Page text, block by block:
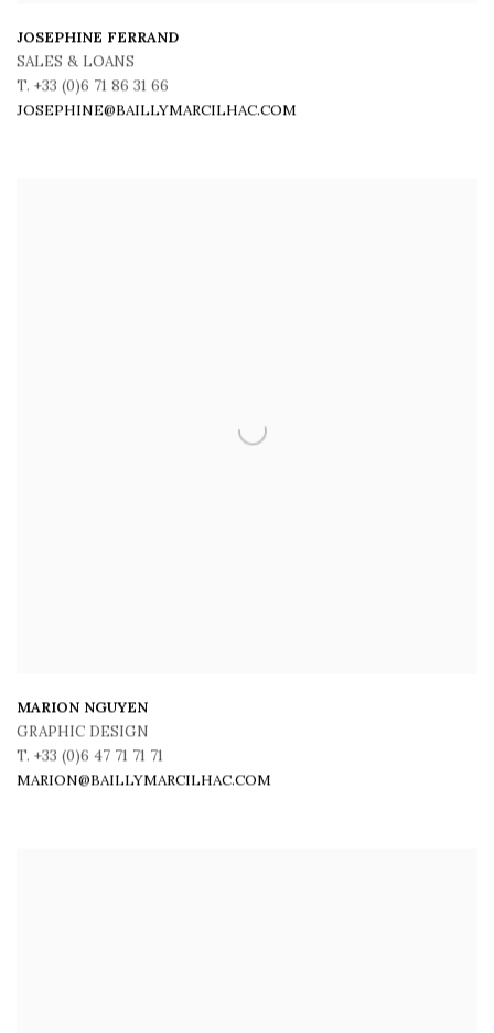
JOSEPHINE FERRAND
SALES & LOANS
T. +33 (0)6 71 86 31 66
JOSEPHINE@BAILLYMARCILHAC.COM
MARION NGUYEN
GRAPHIC DESIGN
T. +33 (0)6 47 71 71 71
MARION@BAILLYMARCILHAC.COM